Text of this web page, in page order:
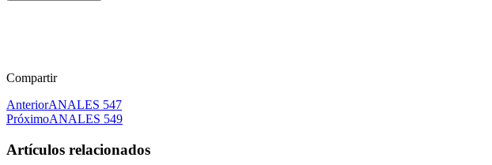
Compartir
AnteriorANALES 547
PróximoANALES 549
Artículos relacionados